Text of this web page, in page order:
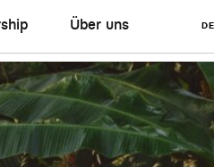
Über uns DE